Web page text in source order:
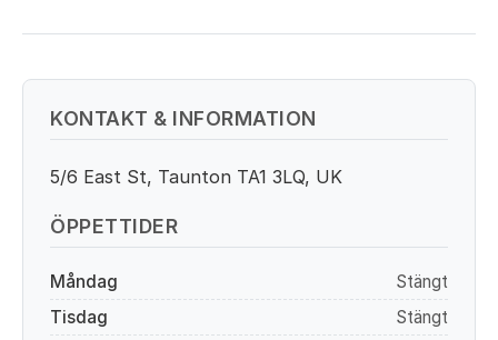
KONTAKT & INFORMATION
5/6 East St, Taunton TA1 3LQ, UK
ÖPPETTIDER
Måndag
Stängt
Tisdag
Stängt